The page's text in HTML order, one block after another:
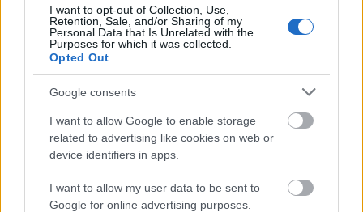
I want to opt-out of Collection, Use,
Retention, Sale, and/or Sharing of my
Personal Data that Is Unrelated with the
Purposes for which it was collected.
Opted Out
Google consents
I want to allow Google to enable storage
related to advertising like cookies on web or
device identifiers in apps.
I want to allow my user data to be sent to
Google for online advertising purposes.
készült rajta, még a leveses tál is! És egy magyar
lány ezzel lett világbajnok. Megkerestem emailben,
hogy ki is ő, és mit is jelent ez…
Pár tojás Párizsból, ami miatt
megfontolnám a locsolást is...
világevő•2014. április 15.
Töredelmesen bevallom, nem élek a húsvéti
népszokásokkal, de azért ezek a lenyűgöző párizsi